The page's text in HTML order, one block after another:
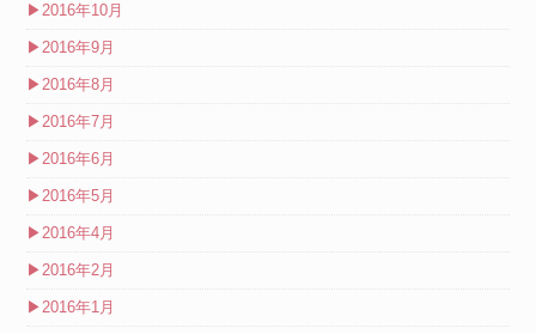
▶2016年10月
▶2016年9月
▶2016年8月
▶2016年7月
▶2016年6月
▶2016年5月
▶2016年4月
▶2016年2月
▶2016年1月